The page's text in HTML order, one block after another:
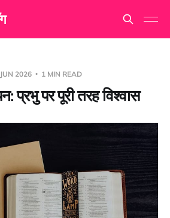
2026 1 MIN READ
प्रभु पर पूरी तरह विश्वास